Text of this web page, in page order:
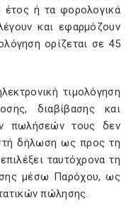
ή τα φορολογικά
και εφαρμόζουν
ορίζεται σε 45
τιμολόγηση
διαβίβασης και
πωλήσεών τους δεν
δήλωση ως προς τη
ταυτόχρονα τη
μέσω Παρόχου, ως
πώλησης.